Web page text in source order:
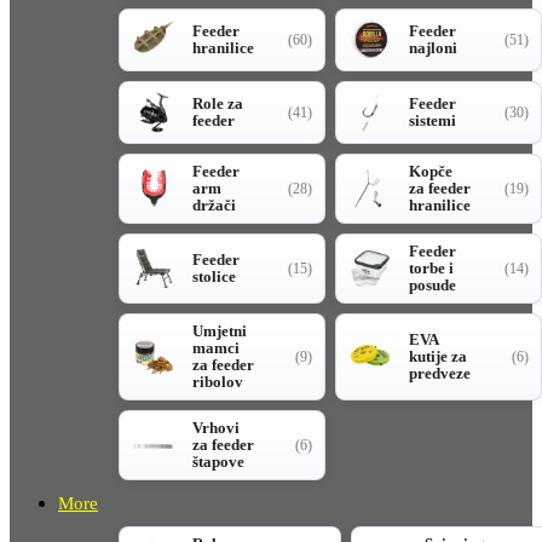
Feeder
hranilice
(60)
Feeder
najloni
(51)
Role za
feeder
(41)
Feeder
sistemi
(30)
Feeder
arm
držači
(28)
Kopče
za feeder
hranilice
(19)
Feeder
stolice
(15)
Feeder
torbe i
posude
(14)
Umjetni
mamci
za feeder
ribolov
(9)
EVA
kutije za
predveze
(6)
Vrhovi
za feeder
štapove
(6)
More